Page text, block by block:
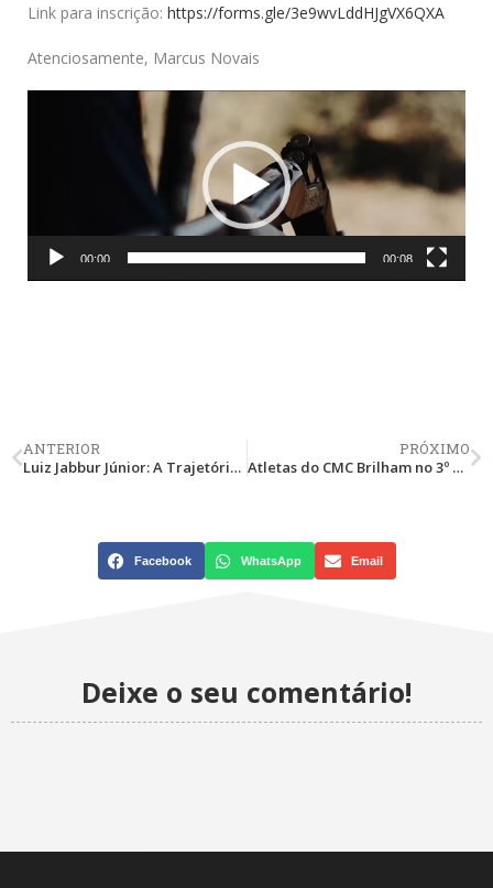
Link para inscrição: https://forms.gle/3e9wvLddHJgVX6QXA
Atenciosamente, Marcus Novais
o
o
00:00 00:08
ANTERIOR
Luiz Jabbur Júnior: A Trajetória de Um Campeão Mundial no Tiro ao Voo
PRÓXIMO
Atletas do CMC Brilham no 3º Campeonato Centro-Oeste de Carabina, Pistola e Rifle
Facebook WhatsApp Email
Deixe o seu comentário!